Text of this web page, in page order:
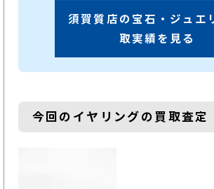
須賀質店の宝石・ジュエ
取実績を見る
今回のイヤリングの買取査定